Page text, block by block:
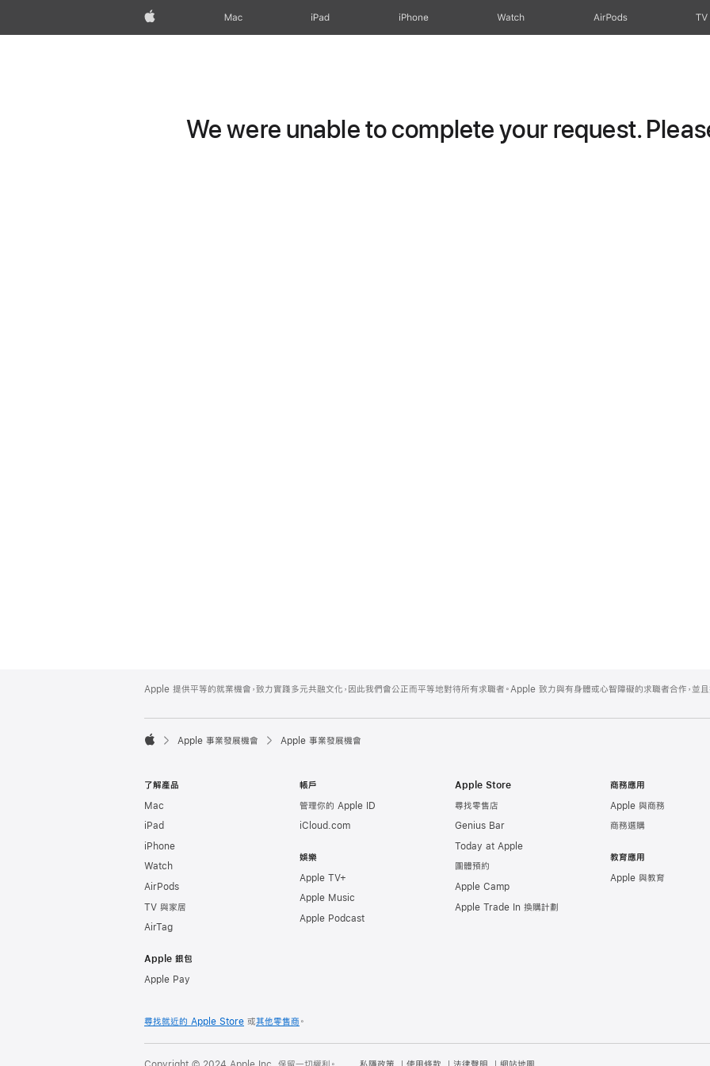
Apple Mac iPad iPhone Watch AirPods TV
We were unable to complete your request.
Footer
Apple 提供平等的就業機會，致力實踐多元共融文化，因此我們會公正而平等地對待所有求職者。Apple 致力與有身體或心智障礙的求職者合作，並且

Apple 事業發展機會 Apple 事業發展機會
了解產品
Mac
iPad
iPhone
Watch
AirPods
TV 與家居
AirTag
Apple 銀包
Apple Pay
帳戶
管理你的 Apple ID
iCloud.com
娛樂
Apple TV+
Apple Music
Apple Podcast
Apple Store
尋找零售店
Genius Bar
Today at Apple
團體預約
Apple Camp
Apple Trade In 換購計劃
商務應用
Apple 與商務
商務選購
教育應用
Apple 與教育
尋找就近的 Apple Store 或其他零售商 。